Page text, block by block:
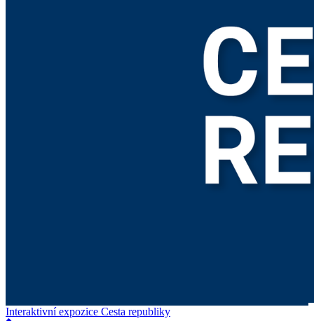
Interaktivní expozice Cesta republiky